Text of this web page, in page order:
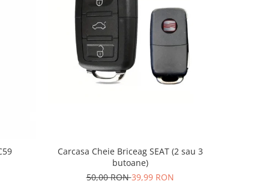
Carcasa Cheie Briceag SEAT (2 sau 3
butoane)
50,00 RON39,99 RON